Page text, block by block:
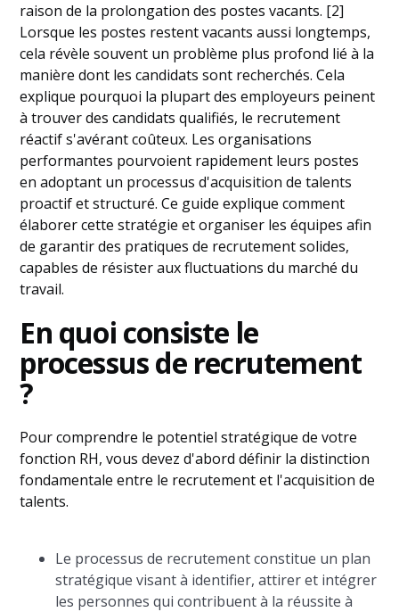
raison de la prolongation des postes vacants. [2]
Lorsque les postes restent vacants aussi longtemps,
cela révèle souvent un problème plus profond lié à la
manière dont les candidats sont recherchés. Cela
explique pourquoi la plupart des employeurs peinent
à trouver des candidats qualifiés, le recrutement
réactif s'avérant coûteux. Les organisations
performantes pourvoient rapidement leurs postes
en adoptant un processus d'acquisition de talents
proactif et structuré. Ce guide explique comment
élaborer cette stratégie et organiser les équipes afin
de garantir des pratiques de recrutement solides,
capables de résister aux fluctuations du marché du
travail.
En quoi consiste le
processus de recrutement
?
Pour comprendre le potentiel stratégique de votre
fonction RH, vous devez d'abord définir la distinction
fondamentale entre le recrutement et l'acquisition de
talents.
Le processus de recrutement constitue un plan
stratégique visant à identifier, attirer et intégrer
les personnes qui contribuent à la réussite à